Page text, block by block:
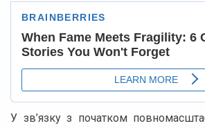
У зв’язку з початком